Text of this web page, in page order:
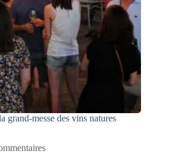
grand-messe des vins natures